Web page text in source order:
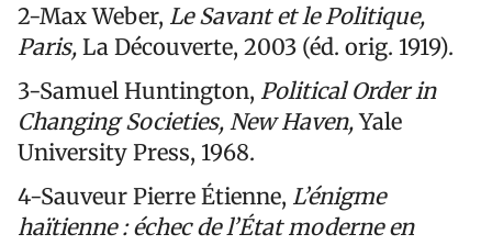
2-Max Weber, Le Savant et le Politique,
Paris, La Découverte, 2003 (éd. orig. 1919).
3-Samuel Huntington, Political Order in
Changing Societies, New Haven,Yale
University Press, 1968.
4-Sauveur Pierre Étienne, L’énigme
haïtienne : échec de l’État moderne en